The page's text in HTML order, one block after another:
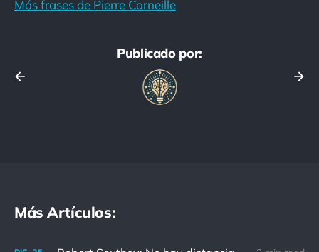
Más frases de Pierre Corneille
Publicado por:
Más Artículos: